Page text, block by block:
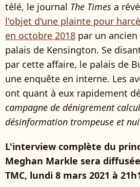
télé, le journal The Times a
l'objet d'une plainte pour
en octobre 2018 par un
palais de Kensington. Se
par cette affaire, le palais de
une enquête en interne. Les
ont quant à eux rapidement
campagne de dénigrement
désinformation trompeuse et
L'interview complète du
Meghan Markle sera
TMC, lundi 8 mars 2021 à